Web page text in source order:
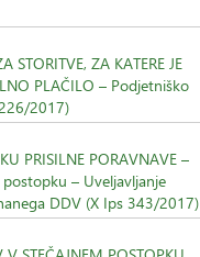
STORITVE, ZA KATERE JE
PLAČILO – Podjetniško
2017)
PRISILNE PORAVNAVE –
– Uveljavljanje
DDV (X Ips 343/2017)